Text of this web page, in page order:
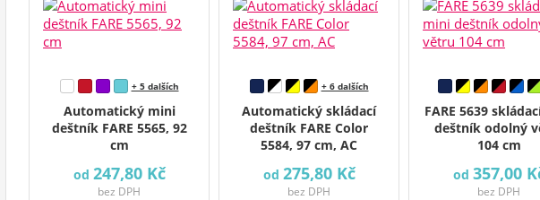
Automatický mini
deštník FARE 5565, 92
cm
+ 5 dalších
od 247,80 Kč
bez DPH
Automatický skládací
deštník FARE Color
5584, 97 cm, AC
+ 6 dalších
od 275,80 Kč
bez DPH
FARE 5639
deštník odolný
104 cm
od 357,00
bez DPH